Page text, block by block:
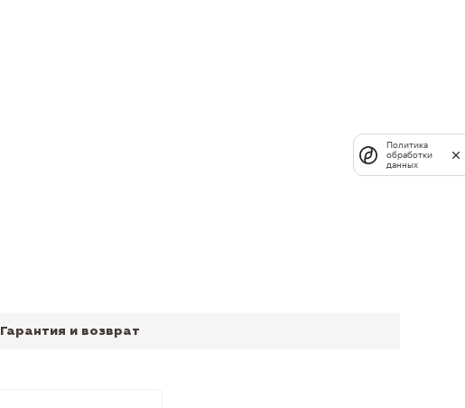
Гарантия и возврат
Политика
обработки
данных